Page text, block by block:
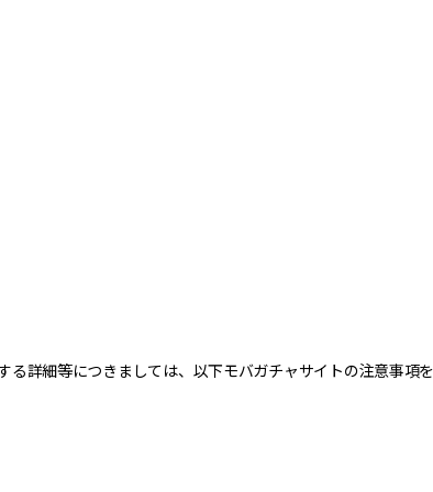
詳細等につきましては、以下モバガチャサイトの注意事項を